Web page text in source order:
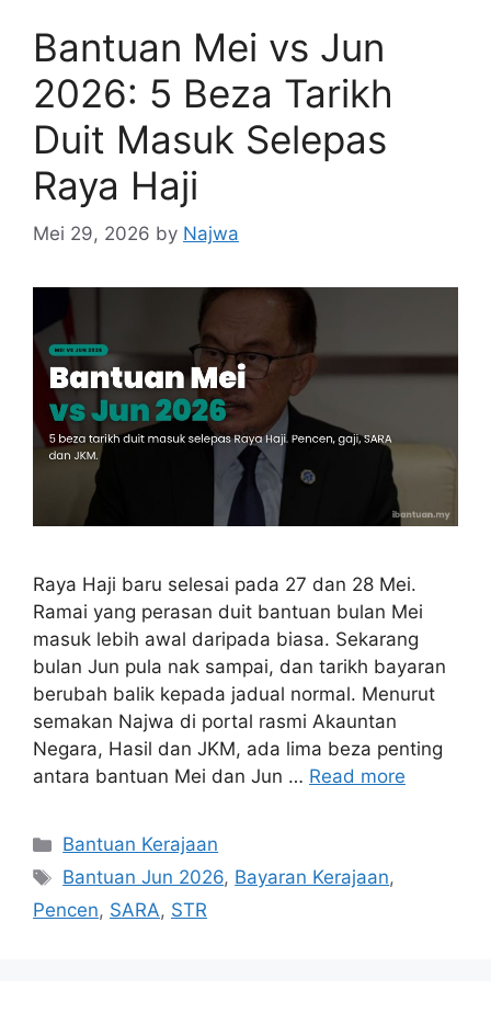
Bantuan Mei vs Jun
2026: 5 Beza Tarikh
Duit Masuk Selepas
Raya Haji
Mei 29, 2026 by Najwa
Raya Haji baru selesai pada 27 dan 28 Mei.
Ramai yang perasan duit bantuan bulan Mei
masuk lebih awal daripada biasa. Sekarang
bulan Jun pula nak sampai, dan tarikh bayaran
berubah balik kepada jadual normal. Menurut
semakan Najwa di portal rasmi Akauntan
Negara, Hasil dan JKM, ada lima beza penting
antara bantuan Mei dan Jun … Read more
Categories
Bantuan Kerajaan
Tags
Bantuan Jun 2026, Bayaran Kerajaan,
Pencen, SARA, STR